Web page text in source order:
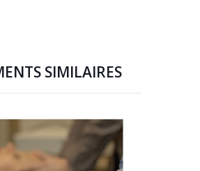
SIMILAIRES